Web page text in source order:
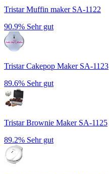
Tristar Muffin maker SA-1122
90.9% Sehr gut
Tristar Cakepop Maker SA-1123
89.6% Sehr gut
Tristar Brownie Maker SA-1125
89.2% Sehr gut